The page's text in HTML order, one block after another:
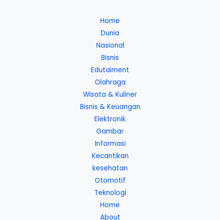
Home
Dunia
Nasional
Bisnis
Edutaiment
Olahraga
Wisata & Kuliner
Bisnis & Keuangan
Elektronik
Gambar
Informasi
Kecantikan
kesehatan
Otomotif
Teknologi
Home
About